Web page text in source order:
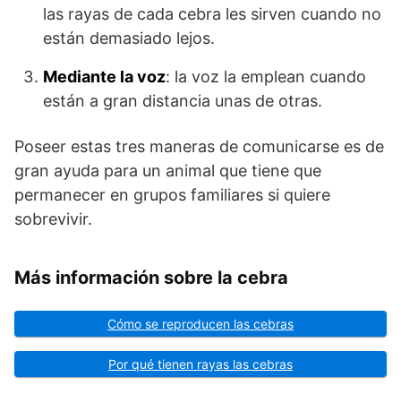
las rayas de cada cebra les sirven cuando no
están demasiado lejos.
Mediante la voz: la voz la emplean cuando
están a gran distancia unas de otras.
Po­seer estas tres maneras de comunicarse es de
gran ayuda para un animal que tiene que
permanecer en grupos familiares si quiere
sobrevivir.
Más información sobre la cebra
Cómo se reproducen las cebras
Por qué tienen rayas las cebras